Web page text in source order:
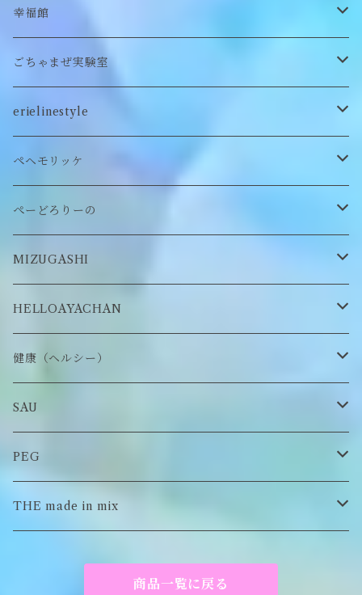
カードケース
ぬいぐるみ
クッション
セットアップ
ぬいぐるみキーホルダー
ぬいぐるみマフラー
ステッカー
ぬいぐるみヘアピン
缶バッヂ
ロンT
ステッカー・シール
チャーム
Tシャツ
イヤーマフラー
靴下
キーホルダー
ロンT
幸福館
トレーナー
ロンT
CAP
other
Tシャツ
ごちゃまぜ実験室
バッグ
アクセサリー
雑貨
erielinestyle
ピアス/イヤリング
ネックレス
マスクチェーン
ペヘモリッケ
帽子
キーホルダー
ブローチ
ぺーどろりーの
靴下
スタイ
MIZUGASHI
帽子
アクセサリー
HELLOAYACHAN
ピアス/イヤリング
健康（ヘルシー）
ロンT
スウェット/パーカー
Tシャツ
SAU
ロンT
スウェット/パーカー
PEG
キーチャーム
THE made in mix
商品一覧に戻る